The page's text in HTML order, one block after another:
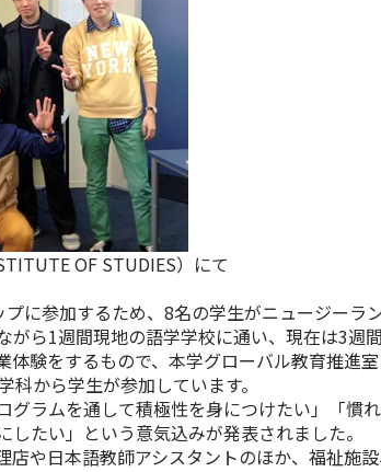
OF STUDIES）にて
に参加するため、8名の学生がニュージーラ
ら1週間現地の語学学校に通い、現在は3週
験をするもので、本学グローバル教育推進
から学生が参加しています。
ラムを通して積極性を身につけたい」「慣
たい」という意気込みが発表されました。
や日本語教師アシスタントのほか、福祉施